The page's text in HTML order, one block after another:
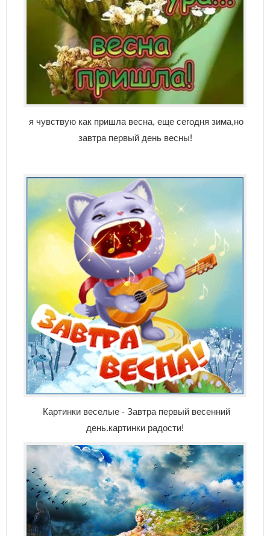
я чувствую как пришла весна, еще сегодня зима,но
завтра первый день весны!
Картинки веселые - Завтра первый весенний
день.картинки радости!